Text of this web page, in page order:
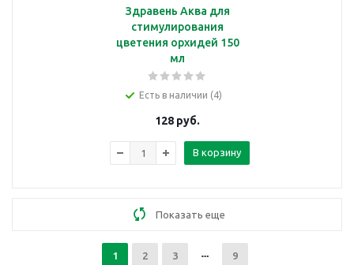
Здравень Аква для
стимулирования
цветения орхидей 150
мл
Есть в наличии (4)
128 руб.
В корзину
Показать еще
1 2 3 9